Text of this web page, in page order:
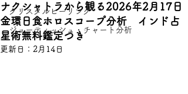
クリスタルヒーリング
ジョーティッシュ・チャート分析
ナクシャトラから観る2026年2月17日
金環日食ホロスコープ分析 インド占
星術無料鑑定つき
更新日： 2月14日